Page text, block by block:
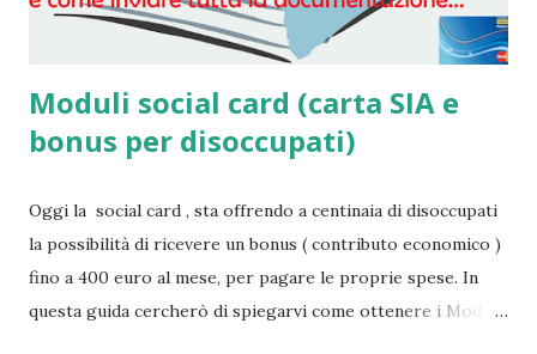
Moduli social card (carta SIA e
bonus per disoccupati)
Oggi la social card , sta offrendo a centinaia di disoccupati
la possibilità di ricevere un bonus ( contributo economico )
fino a 400 euro al mese, per pagare le proprie spese. In
questa guida cercherò di spiegarvi come ottenere i Moduli